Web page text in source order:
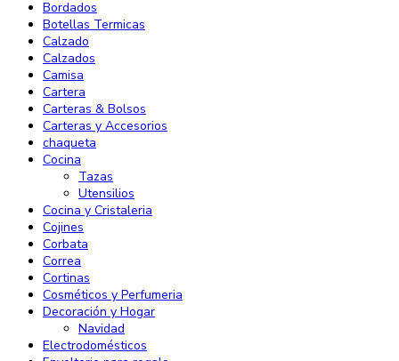
Bordados
Botellas Termicas
Calzado
Calzados
Camisa
Cartera
Carteras & Bolsos
Carteras y Accesorios
chaqueta
Cocina
Tazas
Utensilios
Cocina y Cristaleria
Cojines
Corbata
Correa
Cortinas
Cosméticos y Perfumeria
Decoración y Hogar
Navidad
Electrodomésticos